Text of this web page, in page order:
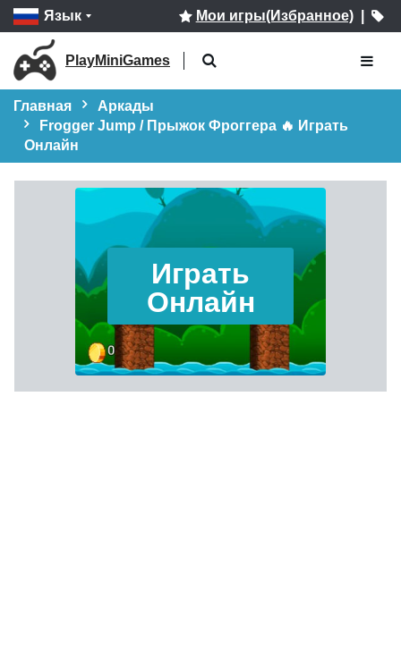
Язык Мои игры(Избранное)|
PlayMiniGames
Главная
Аркады
Frogger Jump / Прыжок Фроггера 🔥 Играть
Онлайн
Играть
Онлайн